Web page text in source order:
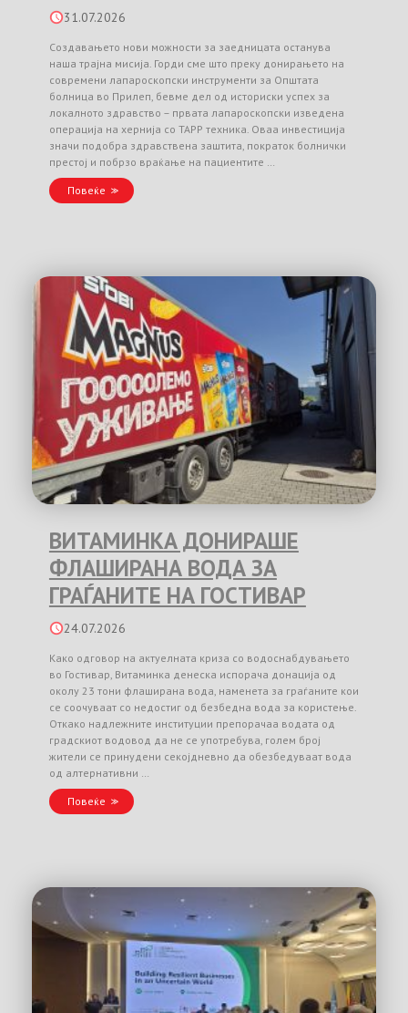
31.07.2026
Создавањето нови можности за заедницата останува
наша трајна мисија. Горди сме што преку донирањето на
современи лапароскопски инструменти за Општата
болница во Прилеп, бевме дел од историски успех за
локалното здравство – првата лапароскопски изведена
операција на хернија со TAPP техника. Оваа инвестиција
значи подобра здравствена заштита, пократок болнички
престој и побрзо враќање на пациентите …
Повеќе
ВИТАМИНКА ДОНИРАШЕ
ФЛАШИРАНА ВОДА ЗА
ГРАЃАНИТЕ НА ГОСТИВАР
24.07.2026
Како одговор на актуелната криза со водоснабдувањето
во Гостивар, Витаминка денеска испорача донација од
околу 23 тони флаширана вода, наменета за граѓаните кои
се соочуваат со недостиг од безбедна вода за користење.
Откако надлежните институции препорачаа водата од
градскиот водовод да не се употребува, голем број
жители се принудени секојдневно да обезбедуваат вода
од алтернативни …
Повеќе